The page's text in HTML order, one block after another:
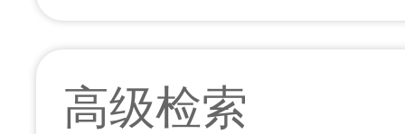
高级检索